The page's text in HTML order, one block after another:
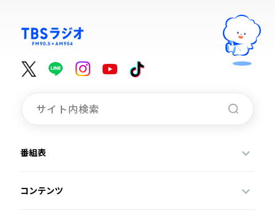
番組表
コンテンツ